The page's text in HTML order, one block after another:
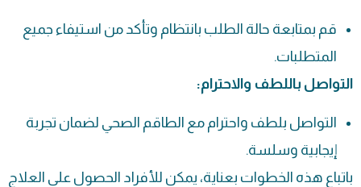
قم بمتابعة حالة الطلب بانتظام وتأكد من استيفاء جميع
المتطلبات.
التواصل باللطف والاحترام:
التواصل بلطف واحترام مع الطاقم الصحي لضمان تجربة
إيجابية وسلسة.
باتباع هذه الخطوات بعناية، يمكن للأفراد الحصول على العلاج